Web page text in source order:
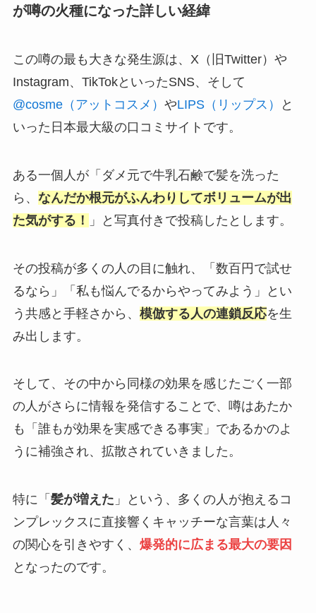
が噂の火種になった詳しい経緯
この噂の最も大きな発生源は、X（旧Twitter）や
Instagram、TikTokといったSNS、そして
@cosme（アットコスメ） やLIPS（リップス）
と
いった日本最大級の口コミサイトです。
ある一個人が「ダメ元で牛乳石鹸で髪を洗った
ら、 なんだか根元がふんわりしてボリュームが出
た気がする！
」と写真付きで投稿したとします。
その投稿が多くの人の目に触れ、「数百円で試せ
るなら」「私も悩んでるからやってみよう」とい
う共感と手軽さから、 模倣する人の連鎖反応を生
み出します。
そして、その中から同様の効果を感じたごく一部
の人がさらに情報を発信することで、噂はあたか
も「誰もが効果を実感できる事実」であるかのよ
うに補強され、拡散されていきました。
特に「 髪が増えた 」という、多くの人が抱えるコ
ンプレックスに直接響くキャッチーな言葉は人々
の関心を引きやすく、 爆発的に広まる最大の要因
となったのです。